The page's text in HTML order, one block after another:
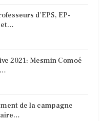
d’EPS, EP-
et…
2021: Mesmin Comoé
de la campagne